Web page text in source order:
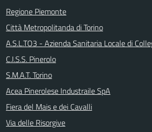
Regione Piemonte
Città Metropolitanda di Torino
A.S.L.TO3 - Azienda Sanitaria Locale di
C.I.S.S. Pinerolo
S.M.A.T. Torino
Acea Pinerolese Industraile SpA
Fiera del Mais e dei Cavalli
Via delle Risorgive